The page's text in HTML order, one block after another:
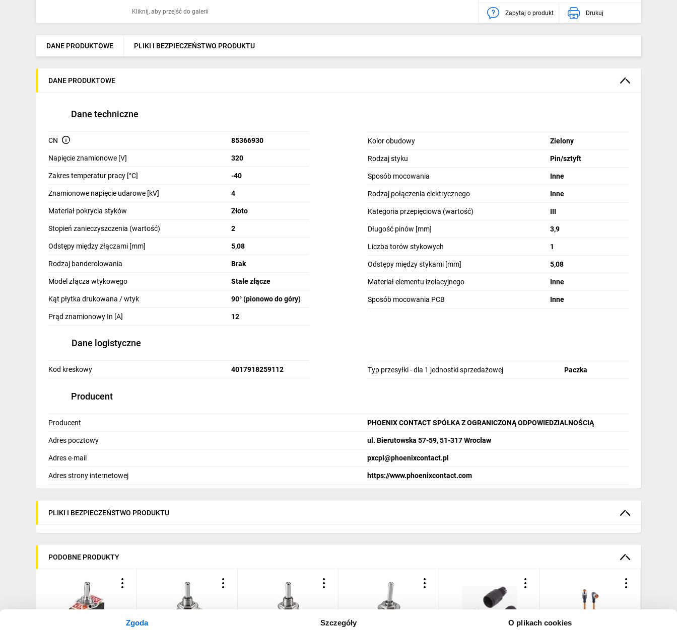
Zgoda Szczegóły O plikach cookies
Ogrzewanie
Elektronarzędzia i mierniki
Dom i ogród
Odzież ochronna i BHP
Inne
Budowa i Remont
Elektronika
Smart home
Telewizja naziemna i satelitarna
Wentylacja i rekuperacja
Kliknij, aby przejść do galerii Zapytaj o produkt Drukuj
DANE PRODUKTOWE PLIKI I BEZPIECZEŃSTWO PRODUKTU
DANE PRODUKTOWE
Dane techniczne
CN 85366930
Napięcie znamionowe [V] 320
Zakres temperatur pracy [°C] -40
Znamionowe napięcie udarowe [kV] 4
Materiał pokrycia styków Złoto
Stopień zanieczyszczenia (wartość) 2
Odstępy między złączami [mm] 5,08
Rodzaj banderolowania Brak
Model złącza wtykowego Stałe złącze
Kąt płytka drukowana / wtyk 90° (pionowo do góry)
Prąd znamionowy In [A] 12
Kolor obudowy Zielony
Rodzaj styku Pin/sztyft
Sposób mocowania Inne
Rodzaj połączenia elektrycznego Inne
Kategoria przepięciowa (wartość) III
Długość pinów [mm] 3,9
Liczba torów stykowych 1
Odstępy między stykami [mm] 5,08
Materiał elementu izolacyjnego Inne
Sposób mocowania PCB Inne
Dane logistyczne
Kod kreskowy 4017918259112 Typ przesyłki - dla 1 jednostki sprzedażowej Paczka
Producent
Producent PHOENIX CONTACT SPÓŁKA Z OGRANICZONĄ ODPOWIEDZIALNOŚCIĄ
Adres pocztowy ul. Bierutowska 57-59, 51-317 Wrocław
Adres e-mail pxcpl@phoenixcontact.pl
Adres strony internetowej https://www.phoenixcontact.com
PLIKI I BEZPIECZEŃSTWO PRODUKTU
PODOBNE PRODUKTY